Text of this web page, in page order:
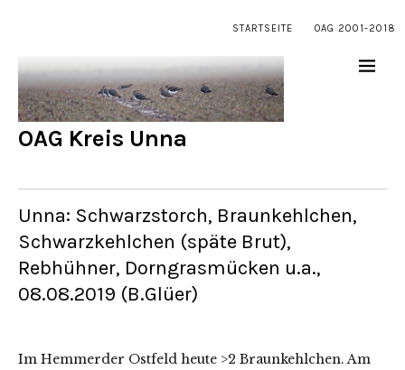
STARTSEITE OAG 2001-2018
OAG Kreis Unna
Unna: Schwarzstorch, Braunkehlchen,
Schwarzkehlchen (späte Brut),
Rebhühner, Dorngrasmücken u.a.,
08.08.2019 (B.Glüer)
Im Hemmerder Ostfeld heute >2 Braunkehlchen. Am